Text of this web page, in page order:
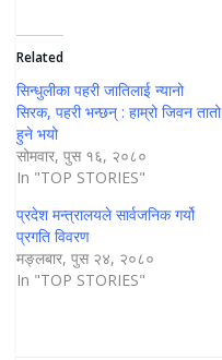
Related
सिन्धुलीका पहरी जातिलाई न्यानो
सिरक, पहरी भन्छन् : हाम्रो जिवन तातो
हुने भयो
सोमवार, पुस १६, २०८०
In "TOP STORIES"
प्रदेश मन्त्रालयले सार्वजनिक गर्यो
प्रगति विवरण
मङ्लबार, पुस २४, २०८०
In "TOP STORIES"